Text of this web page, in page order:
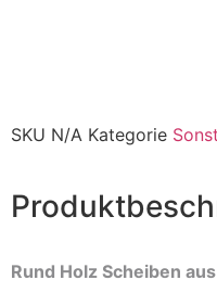
SKU N/A Kategorie
Rund Holz Scheiben